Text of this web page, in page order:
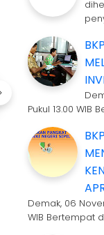
Pukul 13.00 WIB
Demak, 06
WIB Bertempat